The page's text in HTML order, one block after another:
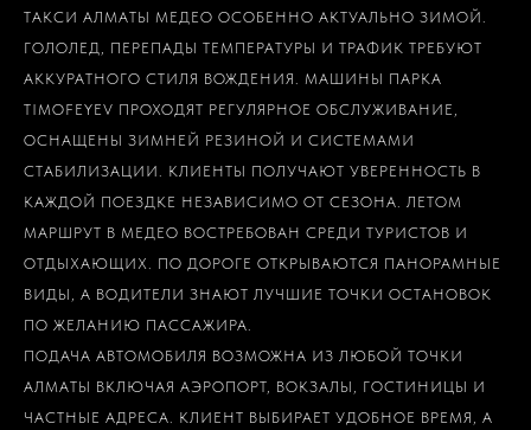
ТАКСИ АЛМАТЫ МЕДЕО ОСОБЕННО АКТУАЛЬНО ЗИМОЙ.
ГОЛОЛЕД, ПЕРЕПАДЫ ТЕМПЕРАТУРЫ И ТРАФИК ТРЕБУЮТ
АККУРАТНОГО СТИЛЯ ВОЖДЕНИЯ. МАШИНЫ ПАРКА
TIMOFEYEV ПРОХОДЯТ РЕГУЛЯРНОЕ ОБСЛУЖИВАНИЕ,
ОСНАЩЕНЫ ЗИМНЕЙ РЕЗИНОЙ И СИСТЕМАМИ
СТАБИЛИЗАЦИИ. КЛИЕНТЫ ПОЛУЧАЮТ УВЕРЕННОСТЬ В
КАЖДОЙ ПОЕЗДКЕ НЕЗАВИСИМО ОТ СЕЗОНА. ЛЕТОМ
МАРШРУТ В МЕДЕО ВОСТРЕБОВАН СРЕДИ ТУРИСТОВ И
ОТДЫХАЮЩИХ. ПО ДОРОГЕ ОТКРЫВАЮТСЯ ПАНОРАМНЫЕ
ВИДЫ, А ВОДИТЕЛИ ЗНАЮТ ЛУЧШИЕ ТОЧКИ ОСТАНОВОК
ПО ЖЕЛАНИЮ ПАССАЖИРА.
ПОДАЧА АВТОМОБИЛЯ ВОЗМОЖНА ИЗ ЛЮБОЙ ТОЧКИ
АЛМАТЫ ВКЛЮЧАЯ АЭРОПОРТ, ВОКЗАЛЫ, ГОСТИНИЦЫ И
ЧАСТНЫЕ АДРЕСА. КЛИЕНТ ВЫБИРАЕТ УДОБНОЕ ВРЕМЯ, А